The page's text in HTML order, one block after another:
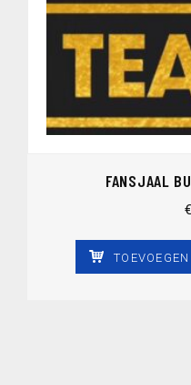
FANSJAAL
€